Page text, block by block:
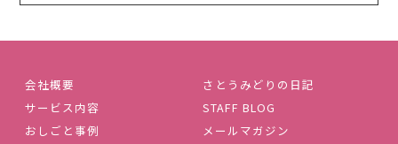
会社概要
サービス内容
おしごと事例
さとうみどりの日記
STAFF BLOG
メールマガジン